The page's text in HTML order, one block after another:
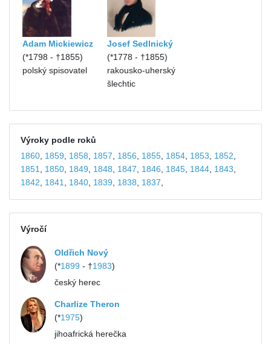
Adam Mickiewicz
(*1798 - †1855)
polský spisovatel
Josef Sedlnický
(*1778 - †1855)
rakousko-uherský
šlechtic
Výroky podle roků
1860, 1859 1858 1857 1856 1855, 1854, 1853 1852
1851
1850, 1849 1848 1847 1846 1845, 1844, 1843
1842
1841 1840, 1839 1838 1837
Výročí
Oldřich Nový
(*1899 - †1983)
český herec
Charlize Theron
(*1975)
jihoafrická herečka